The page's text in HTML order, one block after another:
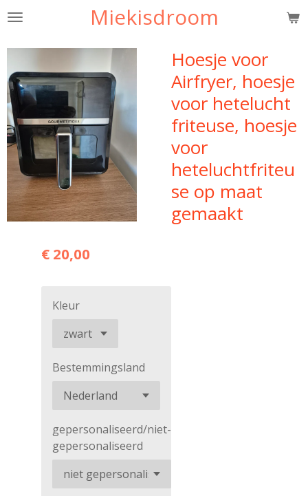
Ga
naar
hoofdinhoud
Miekisdroom
Hoesje voor
Airfryer, hoesje
voor hetelucht
friteuse, hoesje
voor
heteluchtfriteu
se op maat
gemaakt
€ 20,00
Kleur
Bestemmingsland
gepersonaliseerd/niet-
gepersonaliseerd